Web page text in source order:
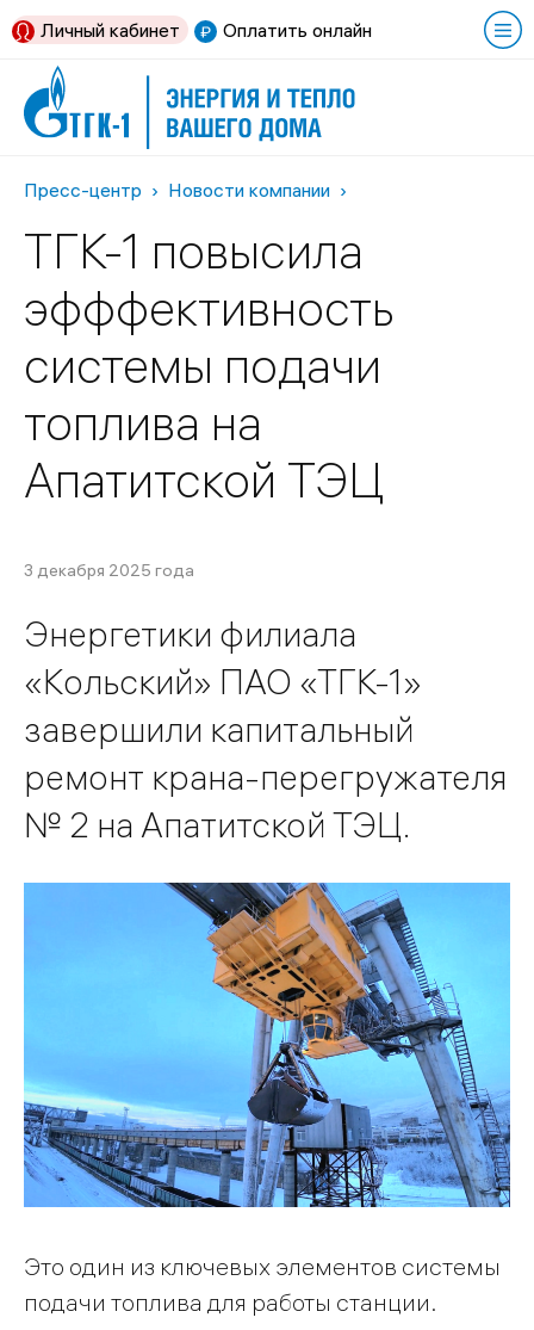
Оплатить онлайн
Личный кабинет
Пресс-центр Новости компании
ТГК-1 повысила
эфффективность
системы подачи
топлива на
Апатитской ТЭЦ
3 декабря 2025 года
Энергетики филиала
«Кольский» ПАО «ТГК-1»
завершили капитальный
ремонт крана-перегружателя
№ 2 на Апатитской ТЭЦ.
Это один из ключевых элементов системы
подачи топлива для работы станции.